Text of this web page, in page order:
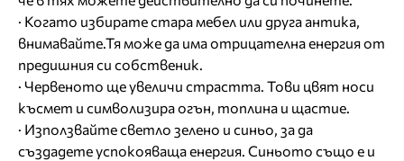
· Когато избирате стара мебел или друга антика,
внимавайте.Тя може да има отрицателна енергия от
предишния си собственик.
· Червеното ще увеличи страстта. Тови цвят носи
късмет и символизира огън, топлина и щастие.
· Използвайте светло зелено и синьо, за да
създадете успокояваща енергия. Синьото също е и